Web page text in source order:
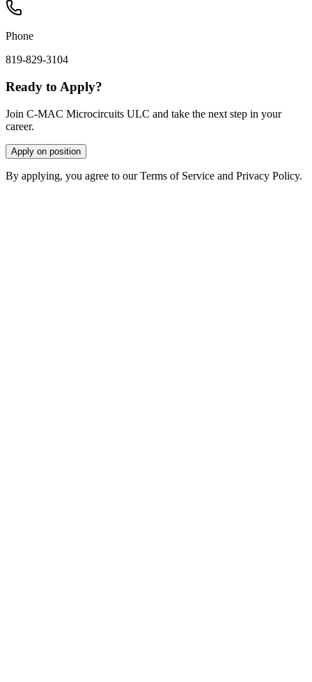
Phone
819-829-3104
Ready to Apply?
Join C-MAC Microcircuits ULC and take the next step in your
career.
Apply on position
By applying, you agree to our Terms of Service and Privacy Policy.